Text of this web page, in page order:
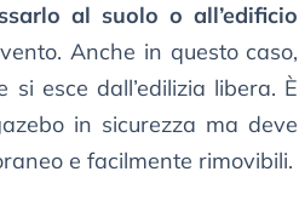
al suolo o all’edificio
Anche in questo caso,
esce dall’edilizia libera. È
in sicurezza ma deve
e facilmente rimovibili.